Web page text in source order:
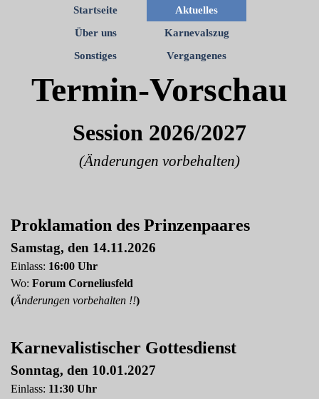
Startseite
Aktuelles
Über uns
Karnevalszug
Sonstiges
Vergangenes
Termin-Vorschau
Session 2026/2027
(Änderungen vorbehalten)
Proklamation des Prinzenpaares
Samstag, den 14.11.2026
Einlass: 16:00 Uhr
Wo: Forum Corneliusfeld
(Änderungen vorbehalten !!)
Karnevalistischer Gottesdienst
Sonntag, den 10.01.2027
Einlass: 11:30 Uhr